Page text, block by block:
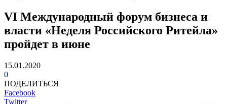
VI Международный форум бизнеса и
власти «Неделя Российского Ритейла»
пройдет в июне
15.01.2020
0
ПОДЕЛИТЬСЯ
Facebook
Twitter